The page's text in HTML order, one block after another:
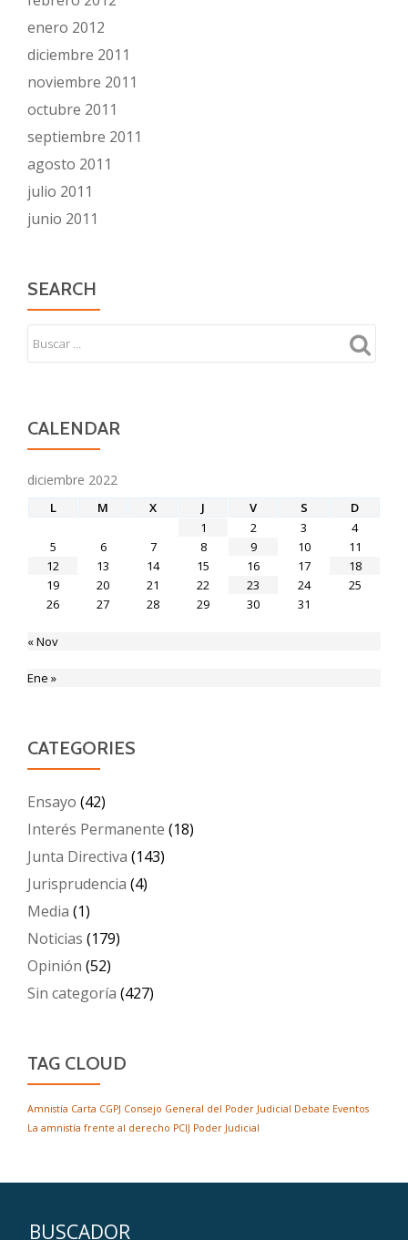
enero 2012
diciembre 2011
noviembre 2011
octubre 2011
septiembre 2011
agosto 2011
julio 2011
junio 2011
SEARCH
CALENDAR
diciembre 2022
L M X J V S
D
1
2 3
4
5
6 7 8 9 10
11
12
13 14 15 16 17
18
19
20 21 22 23 24
25
26
27 28 29 30 31
« Nov
Ene »
CATEGORIES
Ensayo (42)
Interés Permanente (18)
Junta Directiva (143)
Jurisprudencia (4)
Media (1)
Noticias (179)
Opinión (52)
Sin categoría (427)
TAG CLOUD
Amnistía Carta CGPJ Consejo General del Poder Judicial Debate Eventos
La amnistía frente al derecho PCIJ Poder Judicial
BUSCADOR